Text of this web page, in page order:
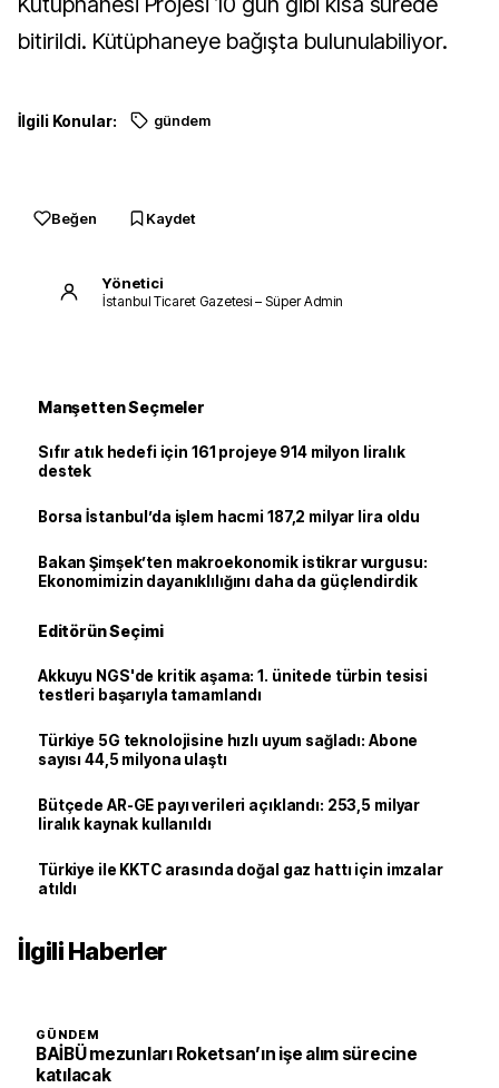
bitirildi. Kütüphaneye bağışta bulunulabiliyor.
İlgili Konular: gündem
Beğen Kaydet
Yönetici
İstanbul Ticaret Gazetesi – Süper Admin
Manşetten Seçmeler
Sıfır atık hedefi için 161 projeye 914 milyon liralık
destek
Borsa İstanbul’da işlem hacmi 187,2 milyar lira oldu
Bakan Şimşek’ten makroekonomik istikrar vurgusu:
Ekonomimizin dayanıklılığını daha da güçlendirdik
Editörün Seçimi
Akkuyu NGS'de kritik aşama: 1. ünitede türbin tesisi
testleri başarıyla tamamlandı
Türkiye 5G teknolojisine hızlı uyum sağladı: Abone
sayısı 44,5 milyona ulaştı
Bütçede AR-GE payı verileri açıklandı: 253,5 milyar
liralık kaynak kullanıldı
Türkiye ile KKTC arasında doğal gaz hattı için imzalar
atıldı
İlgili Haberler
GÜNDEM
BAİBÜ mezunları Roketsan’ın işe alım sürecine
katılacak